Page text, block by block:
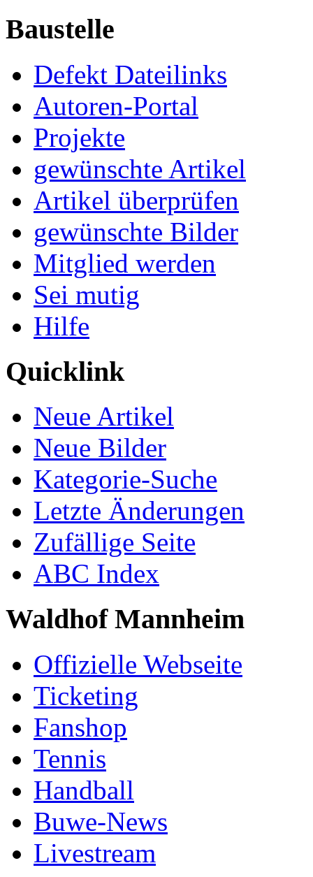
Baustelle
Defekt Dateilinks
Autoren-Portal
Projekte
gewünschte Artikel
Artikel überprüfen
gewünschte Bilder
Mitglied werden
Sei mutig
Hilfe
Quicklink
Neue Artikel
Neue Bilder
Kategorie-Suche
Letzte Änderungen
Zufällige Seite
ABC Index
Waldhof Mannheim
Offizielle Webseite
Ticketing
Fanshop
Tennis
Handball
Buwe-News
Livestream